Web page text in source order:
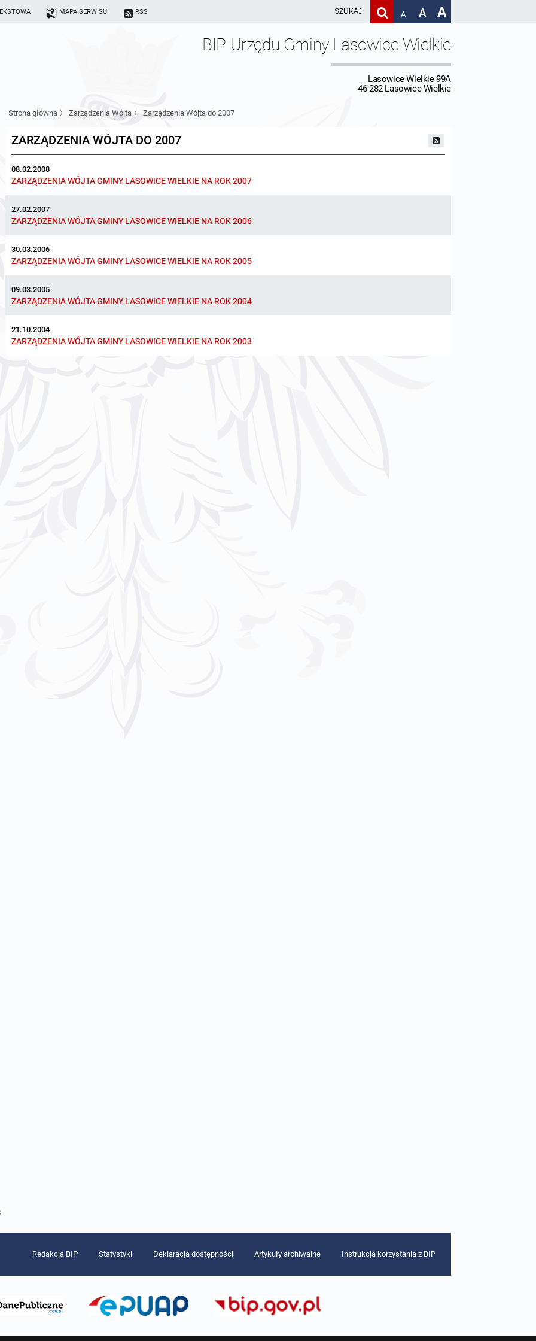
MAPA SERWISU RSS A A A
BIP Urzędu Gminy Lasowice Wielkie
Lasowice Wielkie 99A
46-282 Lasowice Wielkie
Strona główna 〉 Zarządzenia Wójta 〉 Zarządzenia Wójta do 2007
ZARZĄDZENIA WÓJTA DO 2007
08.02.2008
ZARZĄDZENIA WÓJTA GMINY LASOWICE WIELKIE NA ROK 2007
27.02.2007
ZARZĄDZENIA WÓJTA GMINY LASOWICE WIELKIE NA ROK 2006
30.03.2006
ZARZĄDZENIA WÓJTA GMINY LASOWICE WIELKIE NA ROK 2005
09.03.2005
ZARZĄDZENIA WÓJTA GMINY LASOWICE WIELKIE NA ROK 2004
21.10.2004
ZARZĄDZENIA WÓJTA GMINY LASOWICE WIELKIE NA ROK 2003
Redakcja BIP Statystyki Deklaracja dostępności Artykuły archiwalne Instrukcja korzystania z BIP